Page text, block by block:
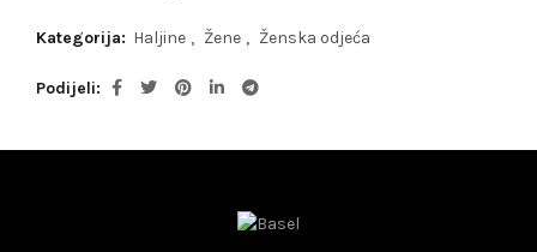
Kategorija: Haljine , Žene , Ženska odjeća
Podijeli